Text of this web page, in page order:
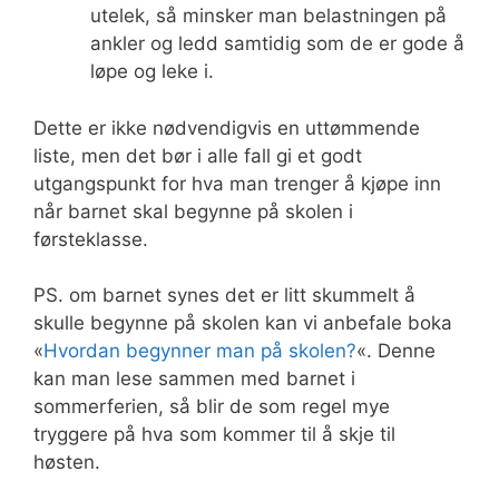
utelek, så minsker man belastningen på
ankler og ledd samtidig som de er gode å
løpe og leke i.
Dette er ikke nødvendigvis en uttømmende
liste, men det bør i alle fall gi et godt
utgangspunkt for hva man trenger å kjøpe inn
når barnet skal begynne på skolen i
førsteklasse.
PS. om barnet synes det er litt skummelt å
skulle begynne på skolen kan vi anbefale boka
«Hvordan begynner man på skolen?«. Denne
kan man lese sammen med barnet i
sommerferien, så blir de som regel mye
tryggere på hva som kommer til å skje til
høsten.